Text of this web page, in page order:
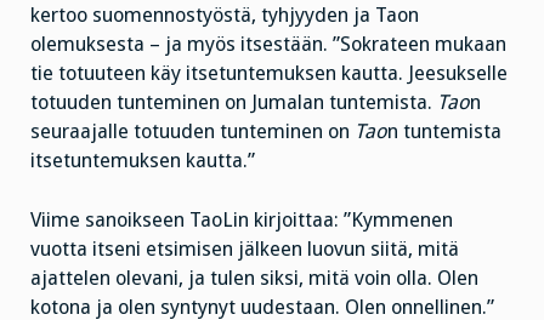
kertoo suomennostyöstä, tyhjyyden ja Taon
olemuksesta – ja myös itsestään. ”Sokrateen mukaan
tie totuuteen käy itsetuntemuksen kautta. Jeesukselle
totuuden tunteminen on Jumalan tuntemista. Taon
seuraajalle totuuden tunteminen on Taon tuntemista
itsetuntemuksen kautta.”
Viime sanoikseen TaoLin kirjoittaa: ”Kymmenen
vuotta itseni etsimisen jälkeen luovun siitä, mitä
ajattelen olevani, ja tulen siksi, mitä voin olla. Olen
kotona ja olen syntynyt uudestaan. Olen onnellinen.”